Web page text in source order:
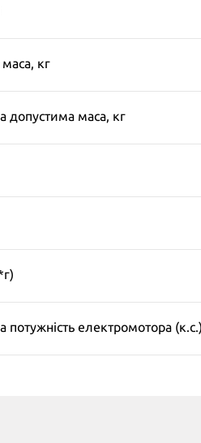
кг
допустима маса, кг
потужність електромотора (к.с.)